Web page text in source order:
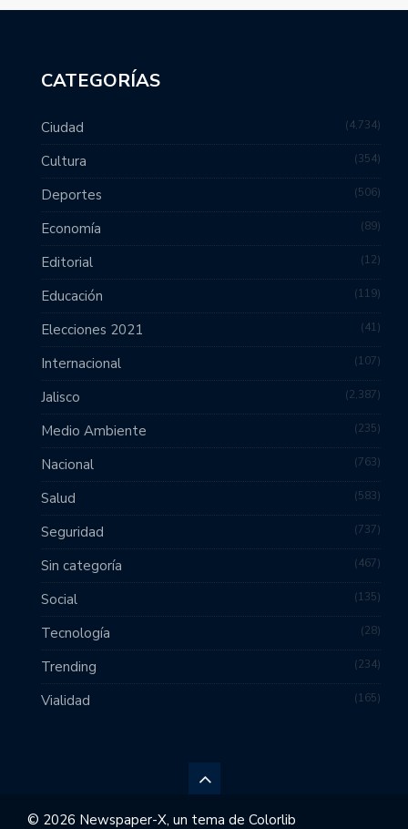
CATEGORÍAS
Ciudad 4,734
Cultura 354
Deportes 506
Economía 89
Editorial 12
Educación 119
Elecciones 2021 41
Internacional 107
Jalisco 2,387
Medio Ambiente 235
Nacional 763
Salud 583
Seguridad 737
Sin categoría 467
Social 135
Tecnología 28
Trending 234
Vialidad 165
© 2026 Newspaper-X, un tema de Colorlib